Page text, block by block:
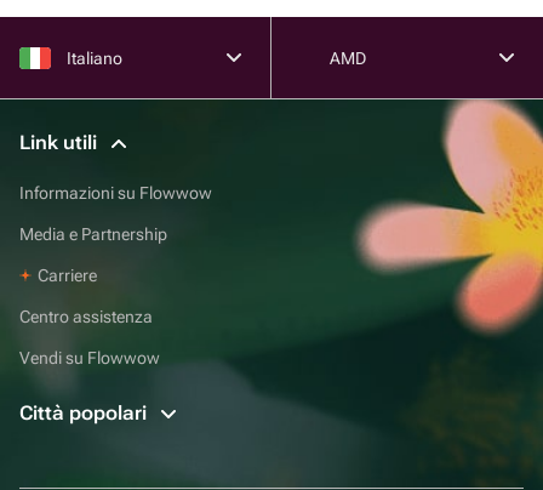
Italiano AMD
Link utili
Informazioni su Flowwow
Media e Partnership
Carriere
Centro assistenza
Vendi su Flowwow
Città popolari